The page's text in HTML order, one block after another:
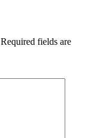
Required fields are